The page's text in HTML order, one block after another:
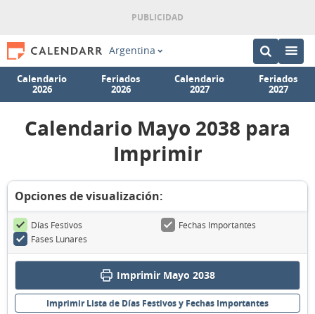
Argentina
Calendario
2026
Feriados
2026
Calendario
2027
Feriados
2027
Calendario Mayo 2038 para
Imprimir
Opciones de visualización:
Días Festivos
Fechas Importantes
Fases Lunares
Imprimir Mayo 2038
Imprimir Lista de Días Festivos y Fechas Importantes